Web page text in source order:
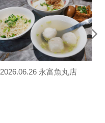
2026.06.26 永富魚丸店